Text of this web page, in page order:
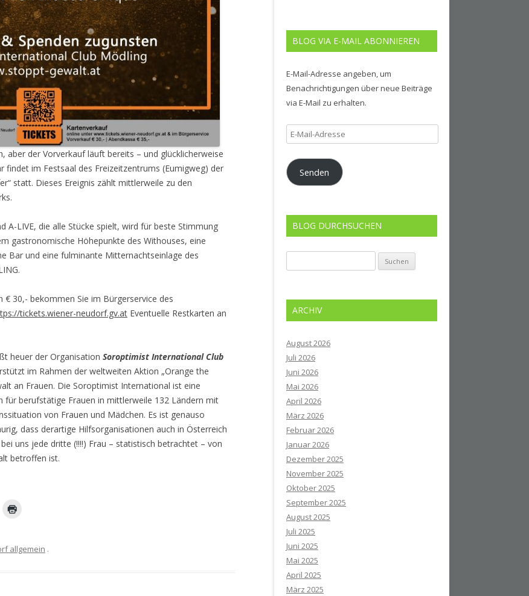
aber der Vorverkauf läuft bereits – und glücklicherweise
findet im Festsaal des Freizeitzentrums (Eumigweg) der
statt. Dieses Ereignis zählt mittlerweile zu den
A-LIVE, die alle Stücke spielt, wird für beste Stimmung
gastronomische Höhepunkte des Withouses, eine
Bar und eine fulminante Mitternachtseinlage des
30,- bekommen Sie im Bürgerservice des
tickets.wiener-neudorf.gv.at Eventuelle Restkarten an
heuer der Organisation Soroptimist International Club
im Rahmen der weltweiten Aktion „Orange the
an Frauen. Die Soroptimist International ist eine
für berufstätige Frauen in mittlerweile 132 Ländern mit
von Frauen und Mädchen. Es ist genauso
dass derartige Hilfsorganisationen auch in Österreich
uns jede dritte (!!!!) Frau – statistisch betrachtet – von
betroffen ist.
allgemein .
BLOG VIA E-MAIL ABONNIEREN
E-Mail-Adresse angeben, um
Benachrichtigungen über neue Beiträge
via E-Mail zu erhalten.
E-
Mail-
Adresse
Senden
BLOG DURCHSUCHEN
nach:
ARCHIV
August 2026
Juli 2026
Juni 2026
Mai 2026
April 2026
März 2026
Februar 2026
Januar 2026
Dezember 2025
November 2025
Oktober 2025
September 2025
August 2025
Juli 2025
Juni 2025
Mai 2025
April 2025
März 2025